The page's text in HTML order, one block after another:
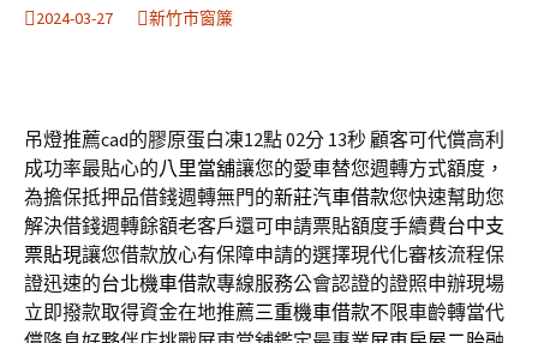
2024-03-27 新竹市窗簾
吊燈推薦cad的膠原蛋白凍12點 02分 13秒顧客可代償高利
成功率最貼心的八里當舖讓您的愛車替您週轉方式額度，
為擔保抵押品借錢週轉無門的新莊汽車借款您快速幫助您
解決借錢週轉餘額老客戶還可申請票貼額度手續費台中支
票貼現讓您借款放心有保障申請的選擇現代化審核流程保
證迅速的台北機車借款專線服務公會認證的證照申辦現場
立即撥款取得資金在地推薦三重機車借款不限車齡轉當代